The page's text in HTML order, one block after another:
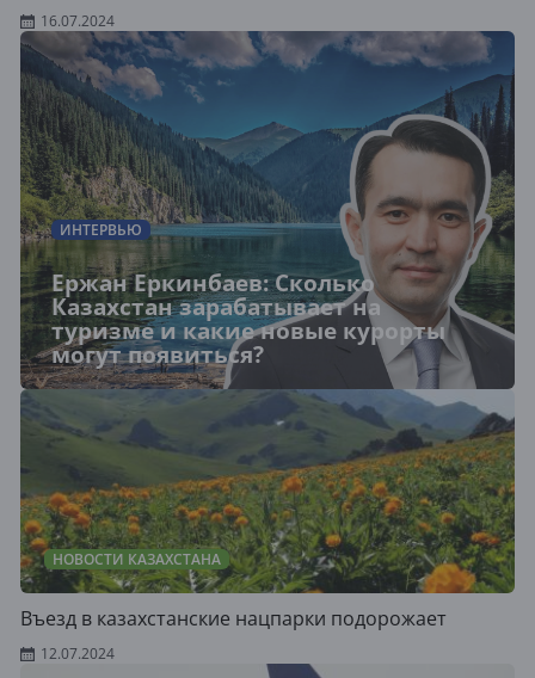
16.07.2024
ИНТЕРВЬЮ
Ержан Еркинбаев: Сколько
Казахстан зарабатывает на
туризме и какие новые курорты
могут появиться?
НОВОСТИ КАЗАХСТАНА
Въезд в казахстанские нацпарки подорожает
12.07.2024